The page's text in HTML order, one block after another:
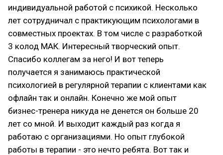
индивидуальной работой с психикой. Несколько
лет сотрудничал с практикующим психологами в
совместных проектах. В том числе с разработкой
3 колод МАК. Интересный творческий опыт.
Спасибо коллегам за него! И вот теперь
получается я занимаюсь практической
психологией в регулярной терапии с клиентами как
офлайн так и онлайн. Конечно же мой опыт
бизнес-тренера никуда не денется он больше 20
лет со мной. И выходит каждый раз когда я
работаю с организациями. Но опыт глубокой
работы в терапии - это нечто ребята. Вот так и